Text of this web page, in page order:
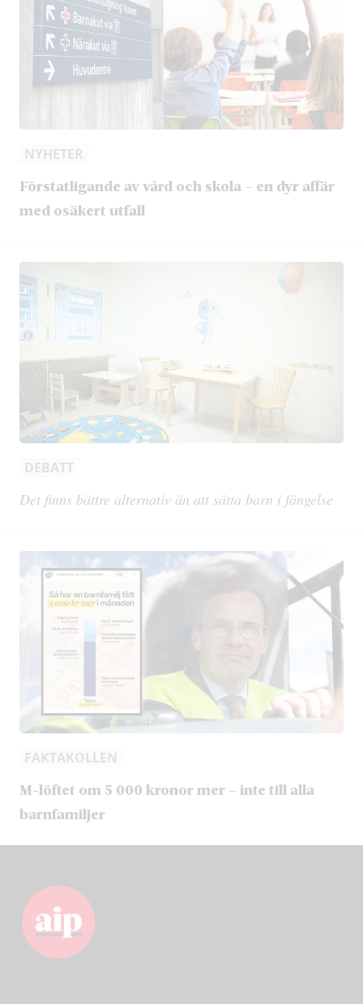
NYHETER
Förstatligande av vård och skola – en dyr affär
med osäkert utfall
DEBATT
Det finns bättre alternativ än att sätta barn i fängelse
FAKTAKOLLEN
M-löftet om 5 000 kronor mer – inte till alla
barnfamiljer